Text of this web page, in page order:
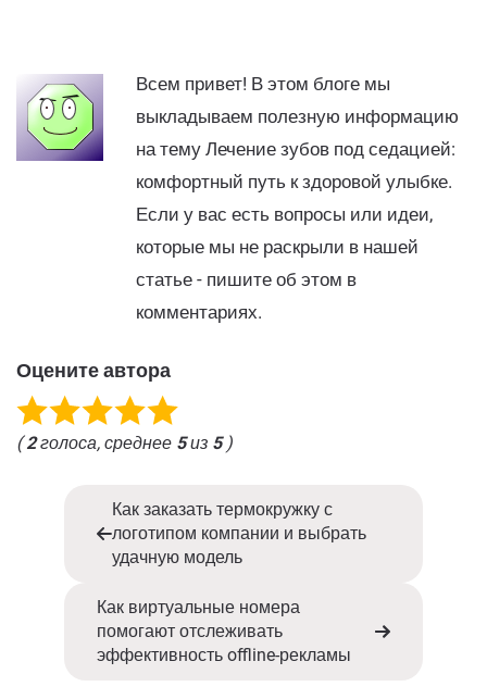
Всем привет! В этом блоге мы
выкладываем полезную информацию
на тему Лечение зубов под седацией:
комфортный путь к здоровой улыбке.
Если у вас есть вопросы или идеи,
которые мы не раскрыли в нашей
статье - пишите об этом в
комментариях.
Оцените автора
(2голоса, среднее 5из 5)
Как заказать термокружку с
логотипом компании и выбрать
удачную модель
Как виртуальные номера
помогают отслеживать
эффективность offline-рекламы